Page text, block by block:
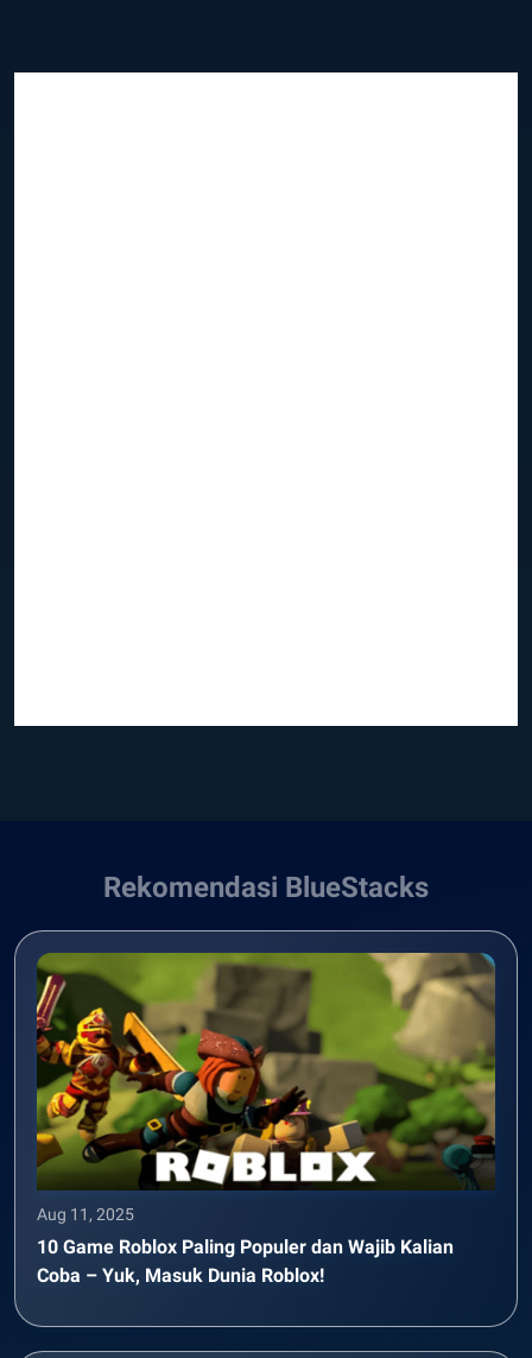
Rekomendasi BlueStacks
Aug 11, 2025
10 Game Roblox Paling Populer dan Wajib Kalian
Coba – Yuk, Masuk Dunia Roblox!